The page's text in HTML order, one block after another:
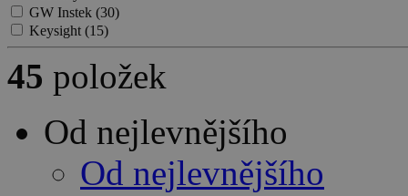
GW Instek (30)
Keysight(15)
45 položek
Od nejlevnějšího
Od nejlevnějšího